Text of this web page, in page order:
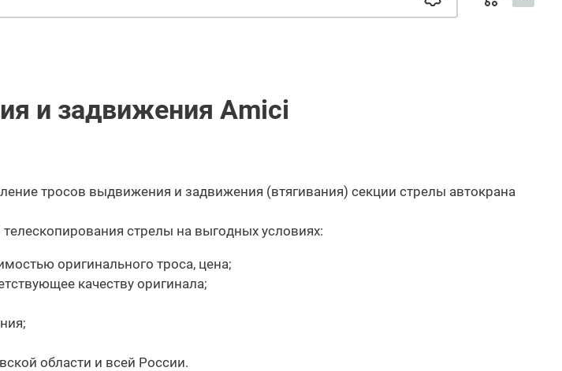
и задвижения Amici
тросов выдвижения и задвижения (втягивания) секции стрелы автокрана
телескопирования стрелы на выгодных условиях:
оригинального троса, цена;
качеству оригинала;
области и всей России.